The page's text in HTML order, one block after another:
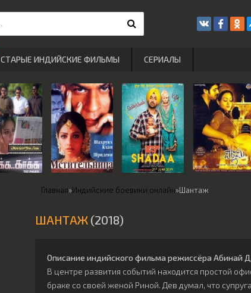
Главная»Индийские боевики онлайн»Шантаж
ШАНТАЖ (2018)
Описание индийского фильма режиссёра Абинай
В центре развития событий находится простой
браке со своей женой Риной. Дев думал, что
СТАРЫЕ ИНДИЙСКИЕ ФИЛЬМЫ СЕРИАЛЫ